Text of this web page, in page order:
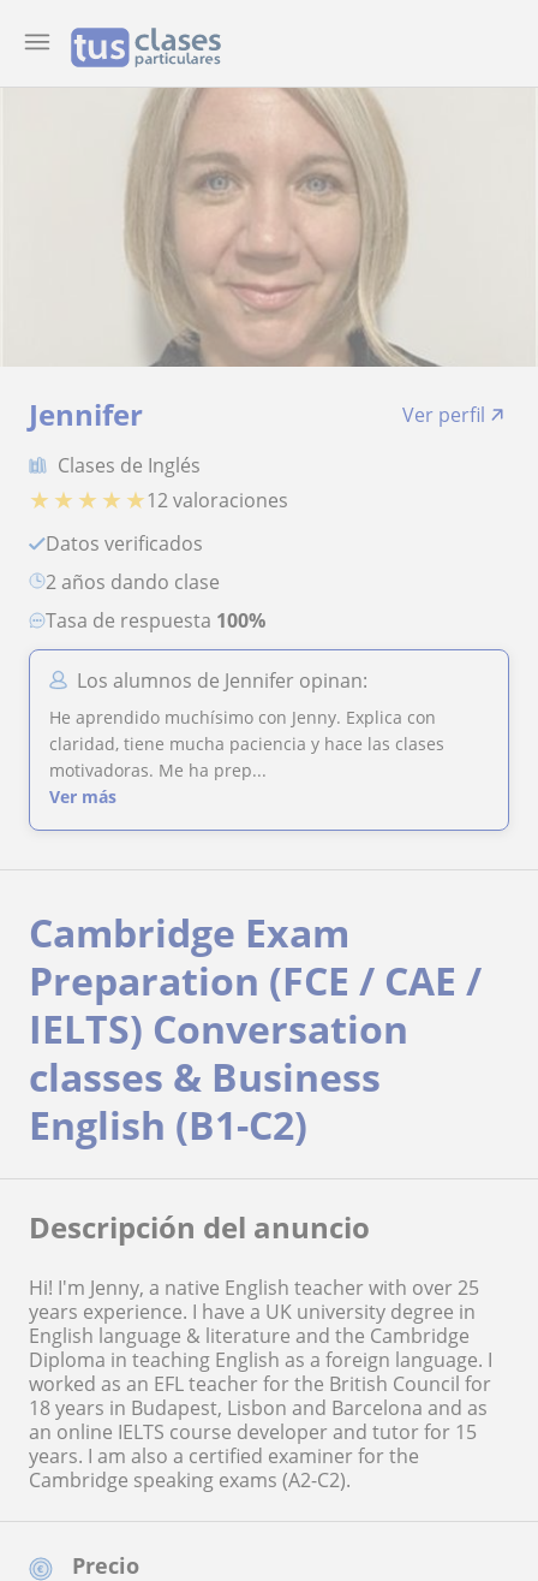
Jennifer
Ver perfil
Clases de Inglés
★ ★ ★ ★ ★12 valoraciones
Datos verificados
2 años dando clase
Tasa de respuesta 100%
Los alumnos de Jennifer opinan:
He aprendido muchísimo con Jenny. Explica con
claridad, tiene mucha paciencia y hace las clases
motivadoras. Me ha prep...
Ver más
Precio
Cambridge Exam
Preparation (FCE / CAE /
IELTS) Conversation
classes & Business
English (B1-C2)
Descripción del anuncio
Hi! I'm Jenny, a native English teacher with over 25
years experience. I have a UK university degree in
English language & literature and the Cambridge
Diploma in teaching English as a foreign language. I
worked as an EFL teacher for the British Council for
18 years in Budapest, Lisbon and Barcelona and as
an online IELTS course developer and tutor for 15
years. I am also a certified examiner for the
Cambridge speaking exams (A2-C2).